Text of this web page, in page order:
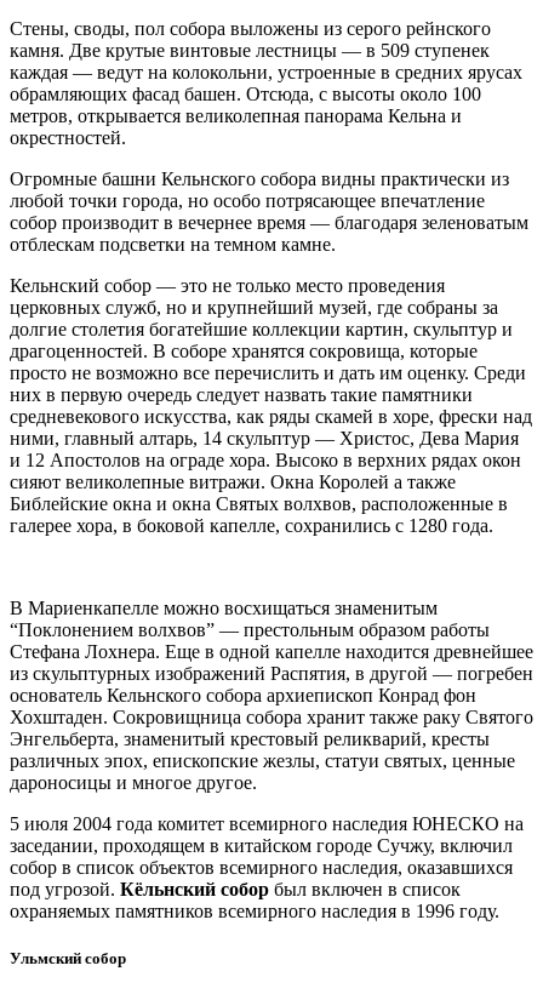
Стены, своды, пол собора выложены из серого рейнского
камня. Две крутые винтовые лестницы — в 509 ступенек
каждая — ведут на колокольни, устроенные в средних ярусах
обрамляющих фасад башен. Отсюда, с высоты около 100
метров, открывается великолепная панорама Кельна и
окрестностей.
Огромные башни Кельнского собора видны практически из
любой точки города, но особо потрясающее впечатление
собор производит в вечернее время — благодаря зеленоватым
отблескам подсветки на темном камне.
Кельнский собор — это не только место проведения
церковных служб, но и крупнейший музей, где собраны за
долгие столетия богатейшие коллекции картин, скульптур и
драгоценностей. В соборе хранятся сокровища, которые
просто не возможно все перечислить и дать им оценку. Среди
них в первую очередь следует назвать такие памятники
средневекового искусства, как ряды скамей в хоре, фрески над
ними, главный алтарь, 14 скульптур — Христос, Дева Мария
и 12 Апостолов на ограде хора. Высоко в верхних рядах окон
сияют великолепные витражи. Окна Королей а также
Библейские окна и окна Святых волхвов, расположенные в
галерее хора, в боковой капелле, сохранились с 1280 года.
В Мариенкапелле можно восхищаться знаменитым
“Поклонением волхвов” — престольным образом работы
Стефана Лохнера. Еще в одной капелле находится древнейшее
из скульптурных изображений Распятия, в другой — погребен
основатель Кельнского собора архиепископ Конрад фон
Хохштаден. Сокровищница собора хранит также раку Святого
Энгельберта, знаменитый крестовый реликварий, кресты
различных эпох, епископские жезлы, статуи святых, ценные
дароносицы и многое другое.
5 июля 2004 года комитет всемирного наследия ЮНЕСКО на
заседании, проходящем в китайском городе Сучжу, включил
собор в список объектов всемирного наследия, оказавшихся
под угрозой. Кёльнский собор был включен в список
охраняемых памятников всемирного наследия в 1996 году.
Ульмский собор